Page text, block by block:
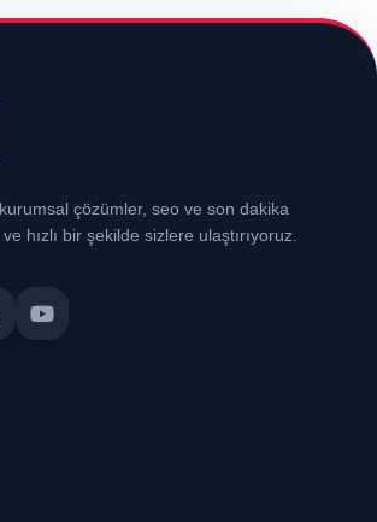
çözümler, seo ve son dakika
hızlı bir şekilde sizlere ulaştırıyoruz.